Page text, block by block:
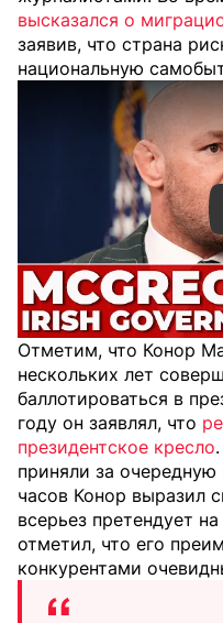
высказался о
заявив, что страна
национальную
Отметим, что Конор
нескольких лет
баллотироваться в
году он заявлял, что
президентское кресло
приняли за
часов Конор выразил
всерьез претендует
отметил, что его
конкурентами